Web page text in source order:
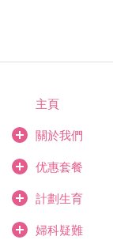
主頁
關於我們
优惠套餐
計劃生育
婦科疑難